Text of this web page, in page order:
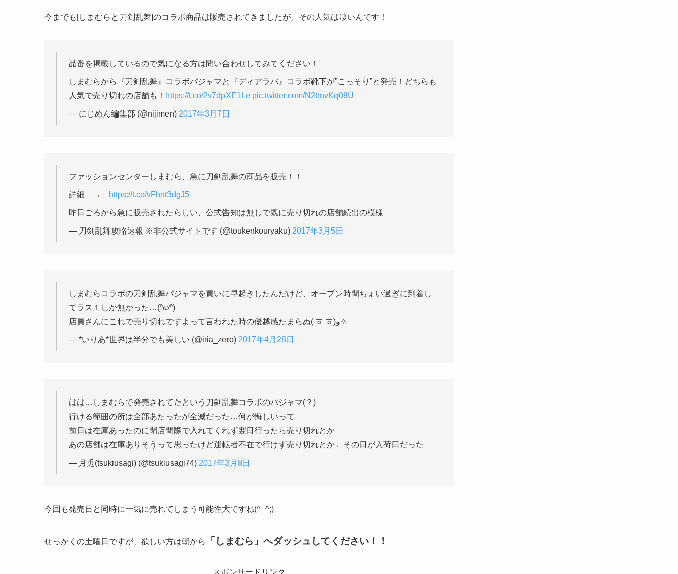
今までも[しまむらと刀剣乱舞]のコラボ商品は販売されてきましたが、その人気は凄いんです！
品番を掲載しているので気になる方は問い合わせしてみてください！
しまむらから『刀剣乱舞』コラボパジャマと『ディアラバ』コラボ靴下が”こっそり”と発売！どちらも
人気で売り切れの店舗も！ https://t.co/2v7dpXE1Le pic.twitter.com/N2bnvKq08U
— にじめん編集部 (@nijimen) 2017年3月7日
ファッションセンターしまむら、急に刀剣乱舞の商品を販売！！
詳細 → https://t.co/vFhnt3dgJ5
昨日ごろから急に販売されたらしい、公式告知は無しで既に売り切れの店舗続出の模様
— 刀剣乱舞攻略速報 ※非公式サイトです (@toukenkouryaku) 2017年3月5日
しまむらコラボの刀剣乱舞パジャマを買いに早起きしたんだけど、オープン時間ちょい過ぎに到着し
てラス１しか無かった…(ºωº)
店員さんにこれで売り切れですよって言われた時の優越感たまらぬ( ㆆ ㆆ)و✧
— *いりあ*世界は半分でも美しい (@iria_zero) 2017年4月28日
はは…しまむらで発売されてたという刀剣乱舞コラボのパジャマ(？)
行ける範囲の所は全部あたったが全滅だった…何が悔しいって
前日は在庫あったのに閉店間際で入れてくれず翌日行ったら売り切れとか
あの店舗は在庫ありそうって思ったけど運転者不在で行けず売り切れとか←その日が入荷日だった
— 月兎(tsukiusagi) (@tsukiusagi74) 2017年3月8日
今回も発売日と同時に一気に売れてしまう可能性大ですね(^_^;)
せっかくの土曜日ですが、欲しい方は朝から 「しまむら」へダッシュしてください ！！